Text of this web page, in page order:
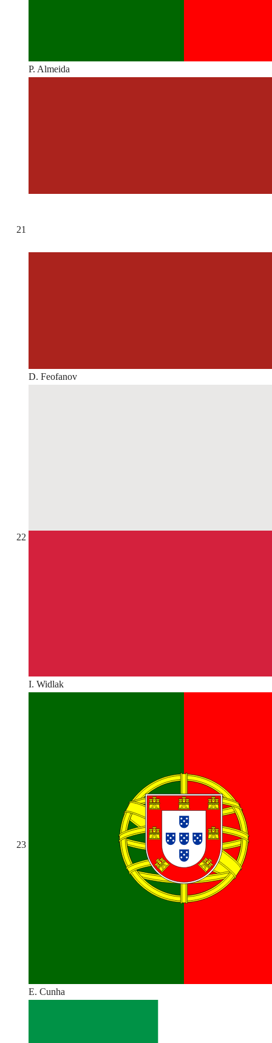
P. Almeida
21
D. Feofanov
22
I. Widlak
23
E. Cunha